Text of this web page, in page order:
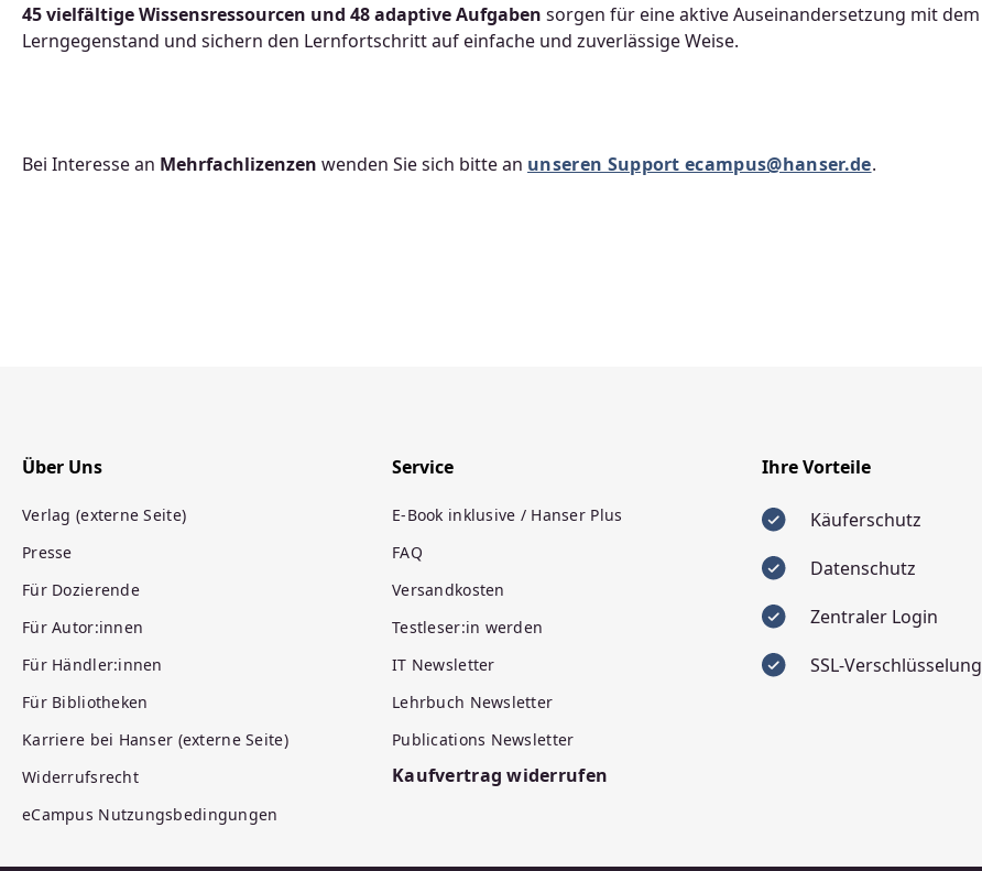
45 vielfältige Wissensressourcen und 48 adaptive Aufgaben sorgen für eine aktive Auseinandersetzung mit dem
Lerngegenstand und sichern den Lernfortschritt auf einfache und zuverlässige Weise.
Bei Interesse an Mehrfachlizenzen wenden Sie sich bitte an unseren Support ecampus@hanser.de.
Über Uns
Verlag (externe Seite)
Presse
Für Dozierende
Für Autor:innen
Für Händler:innen
Für Bibliotheken
Karriere bei Hanser (externe Seite)
Widerrufsrecht
eCampus Nutzungsbedingungen
Service
E-Book inklusive / Hanser Plus
FAQ
Versandkosten
Testleser:in werden
IT Newsletter
Lehrbuch Newsletter
Publications Newsletter
Kaufvertrag widerrufen
Ihre Vorteile
Käuferschutz
Datenschutz
Zentraler Login
SSL-Verschlüsselung